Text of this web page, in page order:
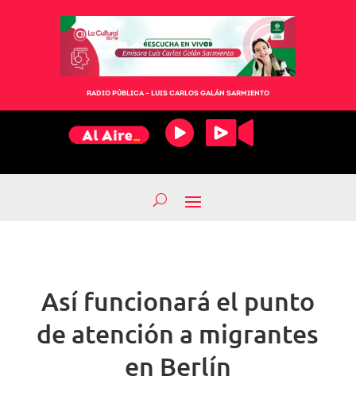
RADIO PÚBLICA – LUIS CARLOS GALÁN SARMIENTO
Así funcionará el punto
de atención a migrantes
en Berlín